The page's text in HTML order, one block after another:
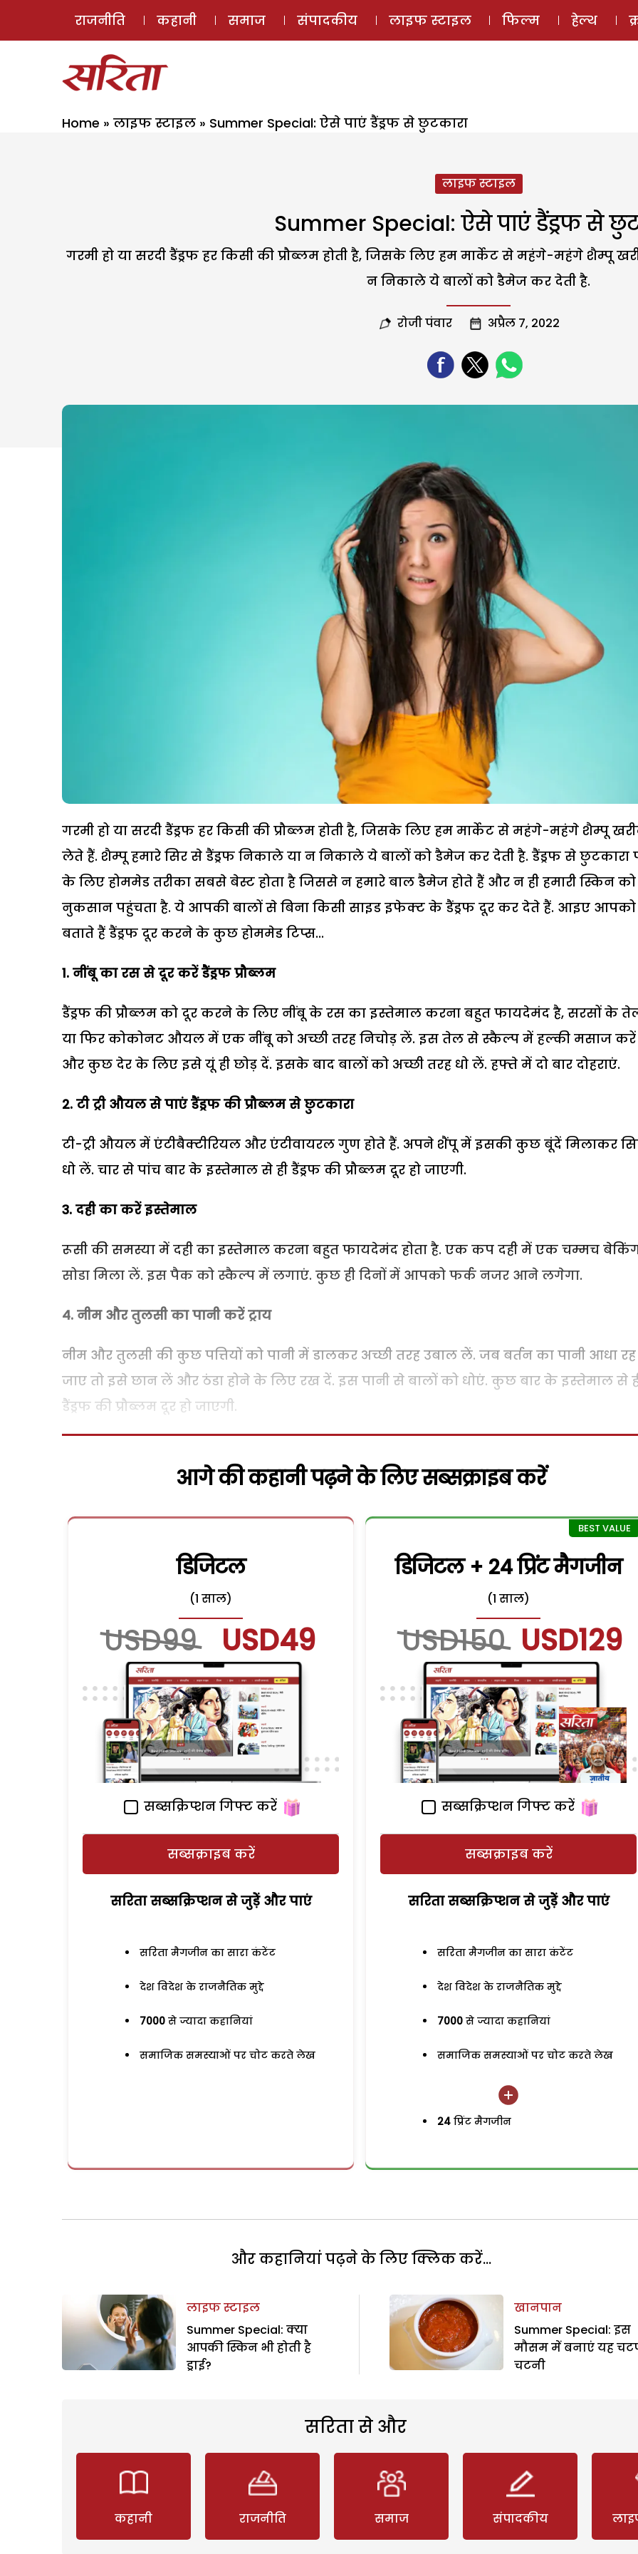
ई-मैगज़ीन
राजनीति कहानी समाज संपादकीय लाइफ स्टाइल फिल्म हेल्थ
Home » लाइफ स्टाइल » Summer Special: ऐसे पाएं डैंड्रफ से छुटकारा
लाइफ स्टाइल
Summer Special: ऐसे पाएं डैंड्रफ से
गरमी हो या सरदी डैंड्रफ हर किसी की प्रौब्लम होती है, जिसके लिए हम मार्केट से महंगे-महंगे शैम्पू
न निकाले ये बालों को डैमेज कर देती है.
रोजी पंवार अप्रैल 7, 2022
गरमी हो या सरदी डैंड्रफ हर किसी की प्रौब्लम होती है, जिसके लिए हम मार्केट से महंगे-महंगे शैम्पू
लेते हैं. शैम्पू हमारे सिर से डैंड्रफ निकाले या न निकाले ये बालों को डैमेज कर देती है. डैंड्रफ से छुटकारा
के लिए होममेड तरीका सबसे बेस्ट होता है जिससे न हमारे बाल डैमेज होते हैं और न ही हमारी स्किन को
नुकसान पहुंचता है. ये आपकी बालों से बिना किसी साइड इफेक्ट के डैंड्रफ दूर कर देते हैं. आइए आपको
बताते हैं डैंड्रफ दूर करने के कुछ होममेड टिप्स...
1. नींबू का रस से दूर करें डैंड्रफ प्रौब्लम
डैंड्रफ की प्रौब्लम को दूर करने के लिए नींबू के रस का इस्तेमाल करना बहुत फायदेमंद है, सरसों के
या फिर कोकोनट औयल में एक नींबू को अच्छी तरह निचोड़ लें. इस तेल से स्कैल्प में हल्की मसाज करें
और कुछ देर के लिए इसे यूं ही छोड़ दें. इसके बाद बालों को अच्छी तरह धो लें. हफ्ते में दो बार दोहराएं.
2. टी ट्री औयल से पाएं डैंड्रफ की प्रौब्लम से छुटकारा
टी-ट्री औयल में एंटीबैक्टीरियल और एंटीवायरल गुण होते हैं. अपने शैंपू में इसकी कुछ बूंदें मिलाकर
धो लें. चार से पांच बार के इस्तेमाल से ही डैंड्रफ की प्रौब्लम दूर हो जाएगी.
3. दही का करें इस्तेमाल
रूसी की समस्या में दही का इस्तेमाल करना बहुत फायदेमंद होता है. एक कप दही में एक चम्मच
सोडा मिला लें. इस पैक को स्कैल्प में लगाएं. कुछ ही दिनों में आपको फर्क नजर आने लगेगा.
4. नीम और तुलसी का पानी करें ट्राय
नीम और तुलसी की कुछ पत्तियों को पानी में डालकर अच्छी तरह उबाल लें. जब बर्तन का पानी आधा रह
जाए तो इसे छान लें और ठंडा होने के लिए रख दें. इस पानी से बालों को धोएं. कुछ बार के इस्तेमाल से
डैंड्रफ की प्रौब्लम दूर हो जाएगी.
आगे की कहानी पढ़ने के लिए सब्सक्राइब करें
डिजिटल
(1 साल)
USD99 USD49
सब्सक्रिप्शन गिफ्ट करें
सब्सक्राइब करें
सरिता सब्सक्रिप्शन से जुड़ेें और पाएं
सरिता मैगजीन का सारा कंटेंट
देश विदेश के राजनैतिक मुद्दे
7000 से ज्यादा कहानियां
समाजिक समस्याओं पर चोट करते लेख
डिजिटल + 24 प्रिंट मैगजीन
(1 साल)
USD150 USD129
सब्सक्रिप्शन गिफ्ट करें
सब्सक्राइब करें
सरिता सब्सक्रिप्शन से जुड़ेें और पाएं
सरिता मैगजीन का सारा कंटेंट
देश विदेश के राजनैतिक मुद्दे
7000 से ज्यादा कहानियां
समाजिक समस्याओं पर चोट करते लेख
24 प्रिंट मैगजीन
और कहानियां पढ़ने के लिए क्लिक करें...
लाइफ स्टाइल
Summer Special: क्या
आपकी स्किन भी होती है
ड्राई?
खानपान
Summer Special: इस
मौसम में बनाएं यह
चटनी
सरिता से और
कहानी राजनीति समाज संपादकीय